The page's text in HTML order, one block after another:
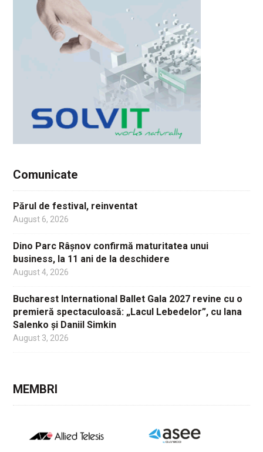
Comunicate
Părul de festival, reinventat
August 6, 2026
Dino Parc Râșnov confirmă maturitatea unui
business, la 11 ani de la deschidere
August 4, 2026
Bucharest International Ballet Gala 2027 revine cu o
premieră spectaculoasă: „Lacul Lebedelor”, cu Iana
Salenko și Daniil Simkin
August 3, 2026
MEMBRI